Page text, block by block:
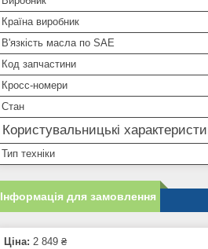
Країна виробник
В'язкість масла по SAE
Код запчастини
Кросс-номери
Стан
Користувальницькі
Тип техніки
Інформація для замовлення
Ціна: 2 849 ₴